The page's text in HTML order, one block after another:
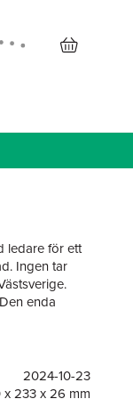
ledare för ett
Ingen tar
enda
bakom
populära
2024-10-23
x 233 x 26 mm